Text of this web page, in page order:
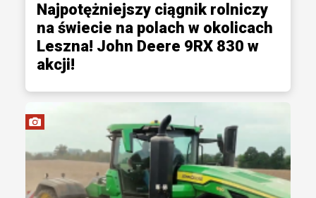
Najpotężniejszy ciągnik rolniczy
na świecie na polach w okolicach
Leszna! John Deere 9RX 830 w
akcji!